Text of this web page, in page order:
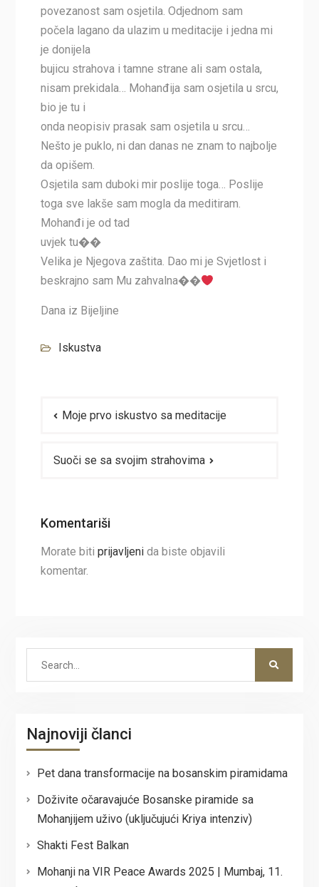
povezanost sam osjetila. Odjednom sam
počela lagano da ulazim u meditacije i jedna mi
je donijela
bujicu strahova i tamne strane ali sam ostala,
nisam prekidala… Mohanđija sam osjetila u srcu,
bio je tu i
onda neopisiv prasak sam osjetila u srcu…
Nešto je puklo, ni dan danas ne znam to najbolje
da opišem.
Osjetila sam duboki mir poslije toga… Poslije
toga sve lakše sam mogla da meditiram.
Mohanđi je od tad
uvjek tu��
Velika je Njegova zaštita. Dao mi je Svjetlost i
beskrajno sam Mu zahvalna��
Dana iz Bijeljine
Iskustva
članaka
Moje prvo iskustvo sa meditacije
Suoči se sa svojim strahovima
Komentariši
Morate biti prijavljenida biste objavili
komentar.
Najnoviji članci
Pet dana transformacije na bosanskim piramidama
Doživite očaravajuće Bosanske piramide sa
Mohanjijem uživo (uključujući Kriya intenziv)
Shakti Fest Balkan
Mohanji na VIR Peace Awards 2025 | Mumbaj, 11.